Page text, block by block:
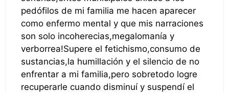
pedófilos de mi familia me hacen aparecer
como enfermo mental y que mis narraciones
son solo incoherecias,megalomanía y
verborrea!Supere el fetichismo,consumo de
sustancias,la humillación y el silencio de no
enfrentar a mi familia,pero sobretodo logre
recuperarle cuando disminuí y suspendí el